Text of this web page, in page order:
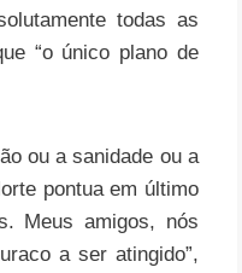
todas as
“o único plano de
ou a sanidade ou a
pontua em último
Meus amigos, nós
a ser atingido”,